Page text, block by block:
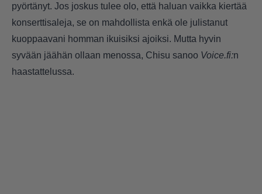
pyörtänyt. Jos joskus tulee olo, että haluan vaikka kiertää
konserttisaleja, se on mahdollista enkä ole julistanut
kuoppaavani homman ikuisiksi ajoiksi. Mutta hyvin
syvään jäähän ollaan menossa, Chisu sanoo Voice.fi:n
haastattelussa.